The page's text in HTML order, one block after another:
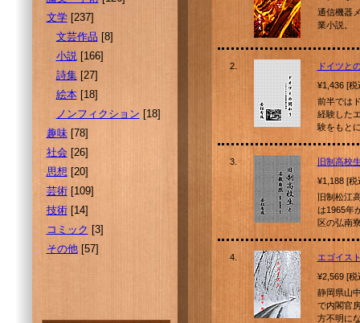
文学[237]
文芸作品 [8]
小説[166]
詩集[27]
絵本[18]
ノンフィクション [18]
趣味[78]
社会[26]
思想 [20]
芸術[109]
技術[14]
コミック [3]
その他[57]
通信機器
業小説。
2.
ドイツと
¥1,436 [
前半では
経験した
験をもと
3.
旧制高校
¥1,188 [
旧制松江
は1965年
区の弘南
4.
エゴイス
¥2,569 [
静岡県山
で内閣官
方不明に